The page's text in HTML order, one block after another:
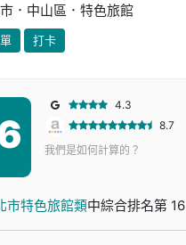
．中山區．特色旅館
打卡
4.3
8.7
我們是如何計算的？
市特色旅館類中綜合排名第 16